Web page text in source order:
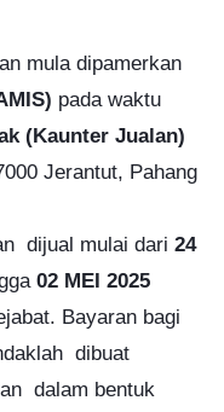
mula dipamerkan
pada waktu
(Kaunter Jualan)
Jerantut, Pahang
dijual mulai dari 24
02 MEI 2025
Bayaran bagi
dibuat
dalam bentuk